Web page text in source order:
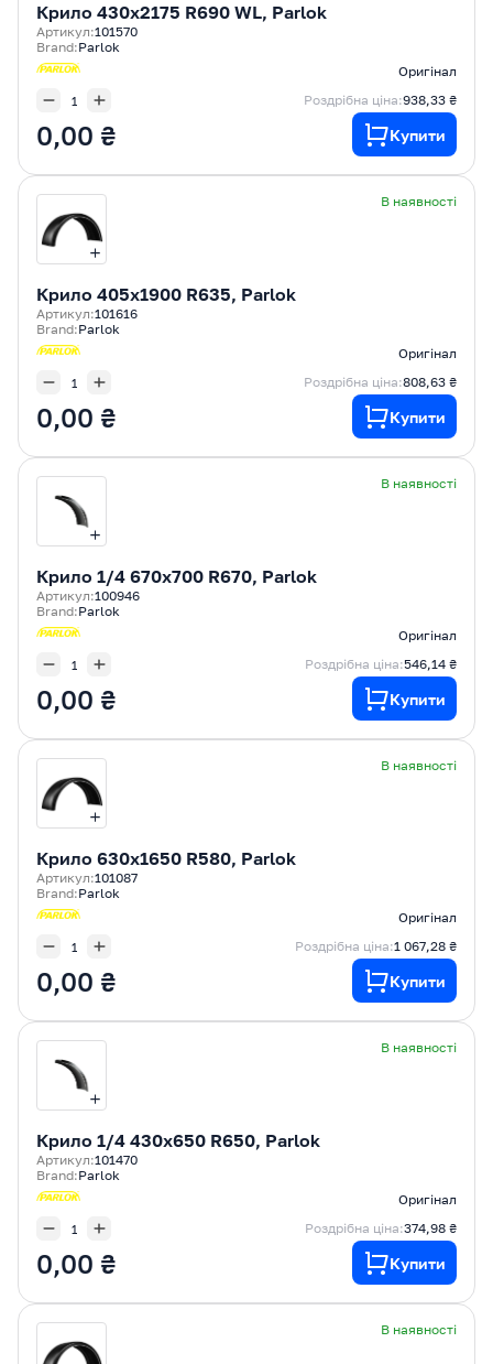
Крилo 430x2175 R690 WL, Parlok
Артикул:101570
Brand:Parlok
Оригінал
Роздрібна ціна:938,33 ₴
0,00 ₴ Купити
В наявності
Крилo 405x1900 R635, Parlok
Артикул:101616
Brand:Parlok
Оригінал
Роздрібна ціна:808,63 ₴
0,00 ₴ Купити
В наявності
Крилo 1/4 670x700 R670, Parlok
Артикул:100946
Brand:Parlok
Оригінал
Роздрібна ціна:546,14 ₴
0,00 ₴ Купити
В наявності
Крилo 630x1650 R580, Parlok
Артикул:101087
Brand:Parlok
Оригінал
Роздрібна ціна:1 067,28 ₴
0,00 ₴ Купити
В наявності
Крилo 1/4 430x650 R650, Parlok
Артикул:101470
Brand:Parlok
Оригінал
Роздрібна ціна:374,98 ₴
0,00 ₴ Купити
В наявності